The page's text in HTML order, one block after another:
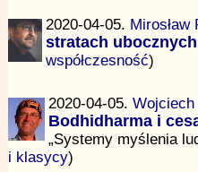
2020-04-05. Mirosław
stratach ubocznych
współczesność)
2020-04-05.
Bodhidharma i
„Systemy myślenia
i klasycy)